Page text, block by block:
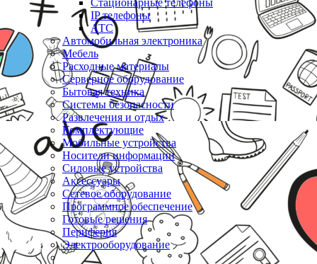
Стационарные телефоны
IP телефоны
АТС
Автомобильная электроника
Мебель
Расходные материалы
Серверное оборудование
Бытовая техника
Системы безопасности
Развлечения и отдых
Комплектующие
Мобильные устройства
Носители информации
Силовые устройства
Аксессуары
Сетевое оборудование
Программное обеспечение
Готовые решения
Периферия
Электрооборудование